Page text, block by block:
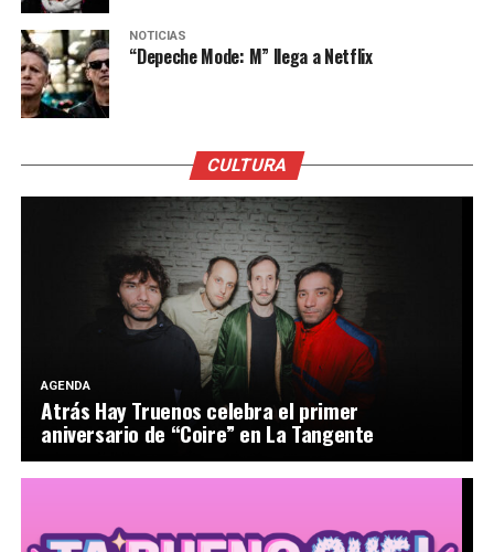
NOTICIAS
“Depeche Mode: M” llega a Netflix
CULTURA
AGENDA
Atrás Hay Truenos celebra el primer
aniversario de “Coire” en La Tangente